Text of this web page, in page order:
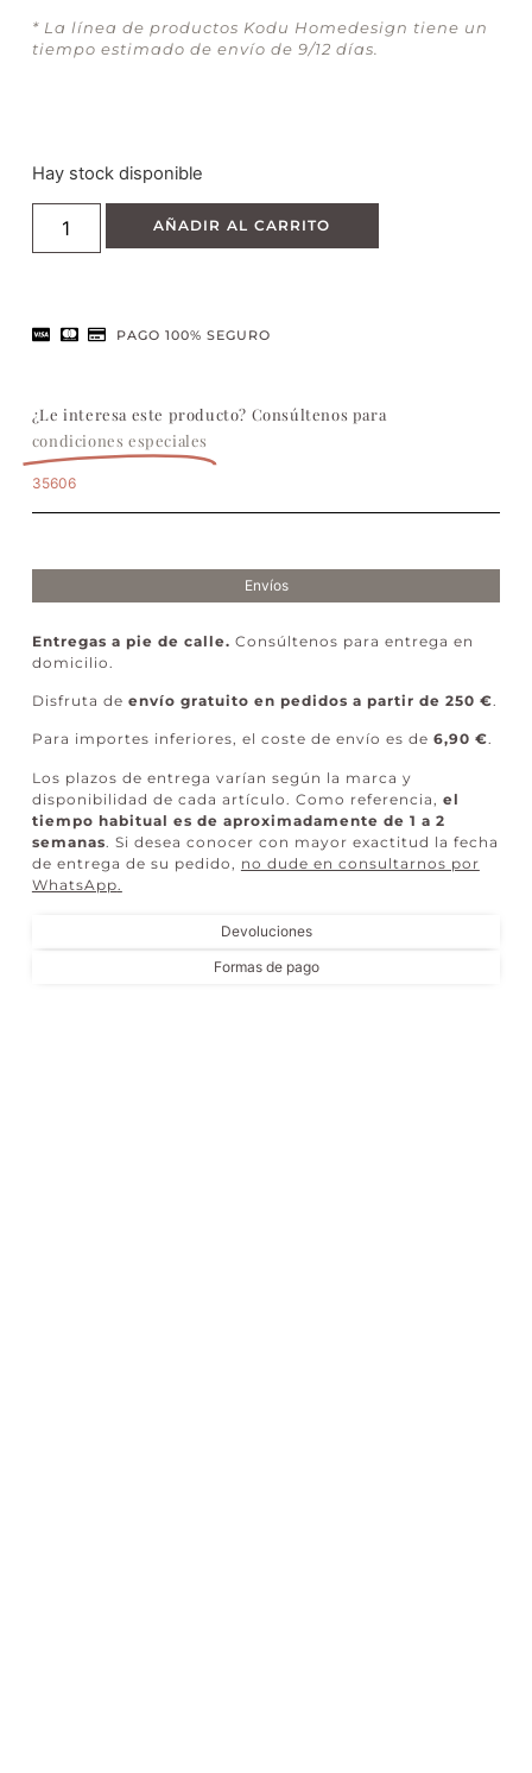
* La línea de productos Kodu Homedesign tiene un
tiempo estimado de envío de 9/12 días.
Hay stock disponible
AÑADIR AL CARRITO
PAGO 100% SEGURO
¿Le interesa este producto? Consúltenos para
condiciones especiales
35606
Envíos
Devoluciones
Formas de pago
Entregas a pie de calle. Consúltenos para entrega en
domicilio.
Disfruta de envío gratuito en pedidos a partir de 250 €.
Para importes inferiores, el coste de envío es de 6,90 €.
Los plazos de entrega varían según la marca y
disponibilidad de cada artículo. Como referencia, el
tiempo habitual es de aproximadamente de 1 a 2
semanas . Si desea conocer con mayor exactitud la fecha
de entrega de su pedido, no dude en consultarnos por
WhatsApp